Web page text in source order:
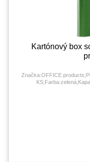
Kartónový box
Značka:OFFICE